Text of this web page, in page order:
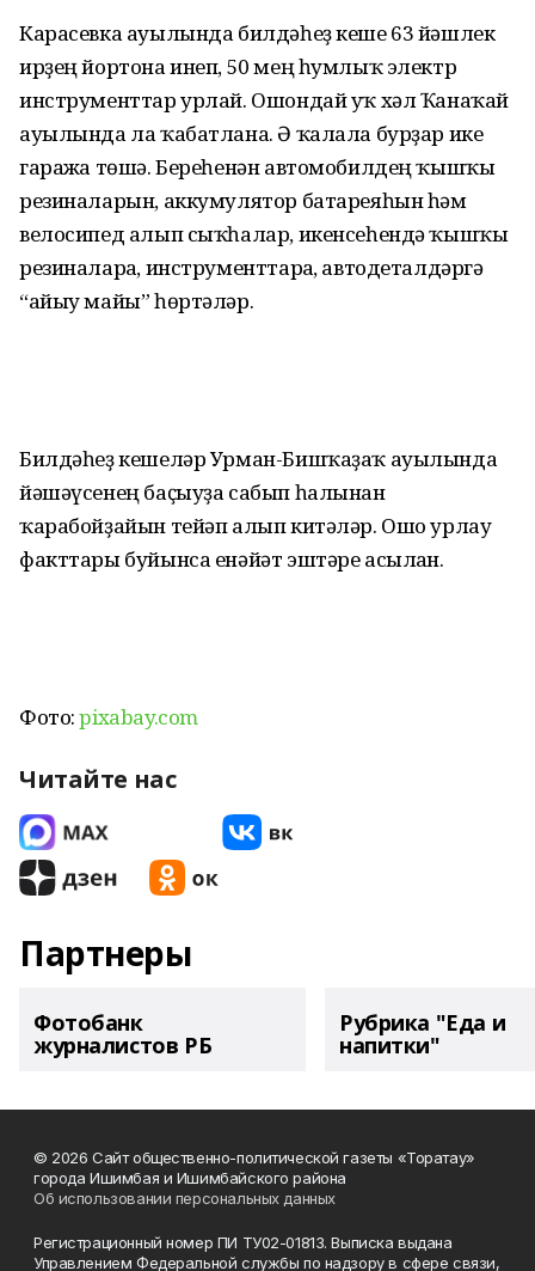
Карасевка ауылында билдәһеҙ кеше 63 йәшлек
ирҙең йортона инеп, 50 мең һумлыҡ электр
инструменттар урлай. Ошондай уҡ хәл Ҡанаҡай
ауылында ла ҡабатлана. Ә ҡалала бурҙар ике
гаражға төшә. Береһенән автомобилдең ҡышҡы
резиналарын, аккумулятор батареяһын һәм
велосипед алып сыҡһалар, икенсеһендә ҡышҡы
резиналарға, инструменттарға, автодеталдәргә
“айыу майы” һөртәләр.
Билдәһеҙ кешеләр Урман-Бишҡаҙаҡ ауылында
йәшәүсенең баҫыуҙа сабып һалынған
ҡарабойҙайын тейәп алып китәләр. Ошо урлау
факттары буйынса енәйәт эштәре асылған.
Фото:pixabay.com
Читайте нас
Партнеры
Фотобанк
журналистов РБ
Рубрика "Еда и
напитки"
© 2026 Сайт общественно-политической газеты «Торатау»
города Ишимбая и Ишимбайского района
Об использовании персональных данных
Регистрационный номер ПИ ТУ02-01813. Выписка выдана
Управлением Федеральной службы по надзору в сфере связи,